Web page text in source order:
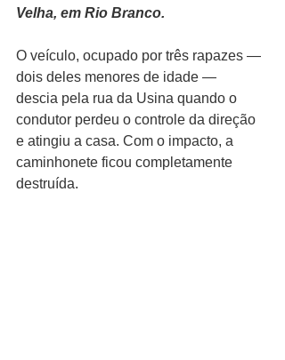
Velha, em Rio Branco.
O veículo, ocupado por três rapazes —
dois deles menores de idade —
descia pela rua da Usina quando o
condutor perdeu o controle da direção
e atingiu a casa. Com o impacto, a
caminhonete ficou completamente
destruída.